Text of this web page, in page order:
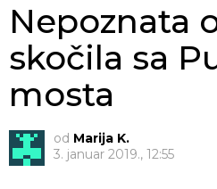
Nepoznata
skočila sa
mosta
od Marija K.
3. januar 2019., 12:55